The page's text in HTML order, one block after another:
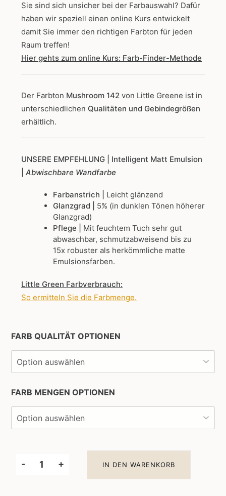
Sie sind sich unsicher bei der Farbauswahl? Dafür
haben wir speziell einen online Kurs entwickelt
damit Sie immer den richtigen Farbton für jeden
Raum treffen!
Hier gehts zum online Kurs: Farb-Finder-Methode
Der Farbton Mushroom 142 von Little Greene ist in
unterschiedlichen Qualitäten und Gebindegrößen
erhältlich.
UNSERE EMPFEHLUNG
| Intelligent Matt Emulsion
Abwischbare Wandfarbe
Farbanstrich | Leicht glänzend
Glanzgrad | 5% (in dunklen Tönen höherer
Glanzgrad)
Pflege | Mit feuchtem Tuch sehr gut
abwaschbar, schmutzabweisend bis zu
15x robuster als herkömmliche matte
Emulsionsfarben.
Little Green Farbverbrauch:
So ermitteln Sie die Farbmenge.
FARB QUALITÄT OPTIONEN
FARB MENGEN OPTIONEN
-
Little
+ IN DEN WARENKORB